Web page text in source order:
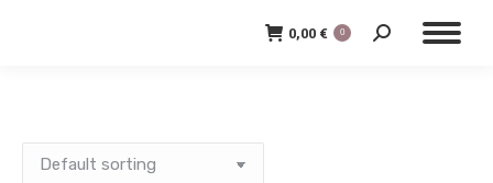
0,00 € 0 Search: